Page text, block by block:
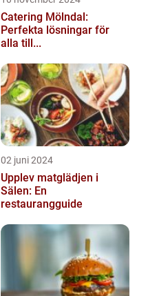
Catering Mölndal:
Perfekta lösningar för
alla till...
02 juni 2024
Upplev matglädjen i
Sälen: En
restaurangguide